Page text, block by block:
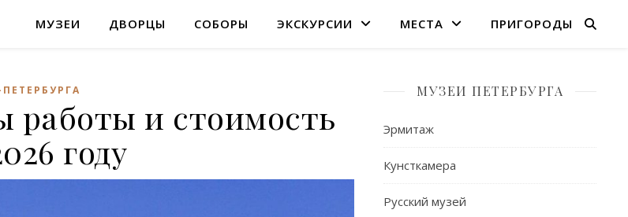
МУЗЕИ ДВОРЦЫ СОБОРЫ ЭКСКУРСИИ МЕСТА ПРИГОРОДЫ
работы и стоимость
году
МУЗЕИ ПЕТЕРБУРГА
Эрмитаж
Кунсткамера
Русский музей